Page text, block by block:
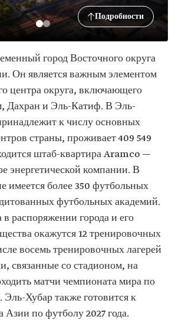
Подробности
город Восточного округа
Он является важным элементом
центра округа, включающего
Дахран и Эль-Катиф. В Эль-
к числу основных
страны, проживает 409 549
штаб-квартира Aramco —
компании.‏ В
имеется более 350 футбольных
футбольных академий.
распоряжении города и его
окажутся 12 тренировочных
восемь тренировочных лагерей
связанные со стадионом, на
матчи чемпионата мира по
Эль-Хубар также готовится к
по футболу 2027 года.